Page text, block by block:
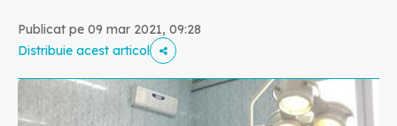
Publicat pe 09 mar 2021, 09:28
Distribuie acest articol